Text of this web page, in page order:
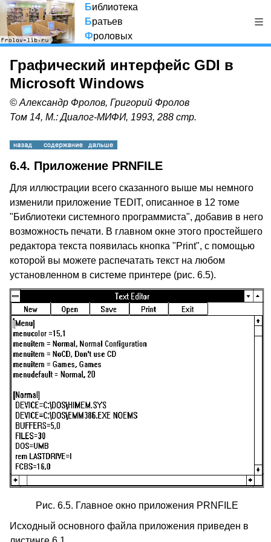
Библиотека
Братьев
Фроловых
Графический интерфейс GDI в
Microsoft Windows
© Александр Фролов, Григорий Фролов
Том 14, М.: Диалог-МИФИ, 1993, 288 стр.
6.4. Приложение PRNFILE
Для иллюстрации всего сказанного выше мы немного
изменили приложение TEDIT, описанное в 12 томе
"Библиотеки системного программиста", добавив в него
возможность печати. В главном окне этого простейшего
редактора текста появилась кнопка "Print", с помощью
которой вы можете распечатать текст на любом
установленном в системе принтере (рис. 6.5).
Рис. 6.5. Главное окно приложения PRNFILE
Исходный основного файла приложения приведен в